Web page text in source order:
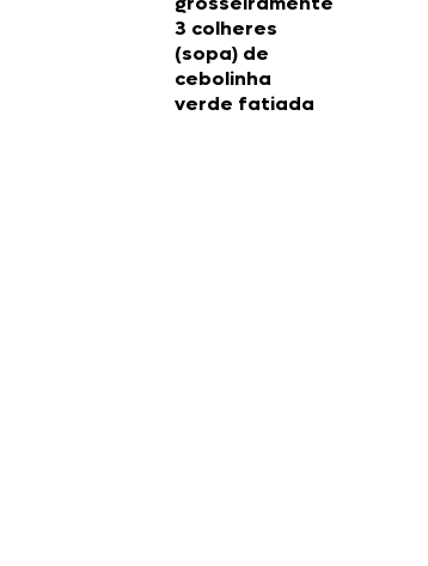
3 colheres
(sopa) de
cebolinha
verde fatiada